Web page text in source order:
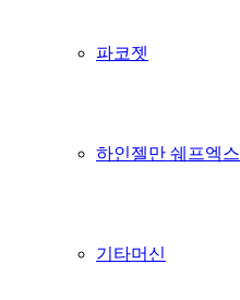
파코젯
하인젤만 쉐프엑스
기타머신